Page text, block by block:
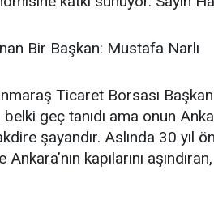
Bir Başkan: Mustafa Narlı
Ticaret Borsası
geç tanıdı ama onun
şayandır. Aslında 30 yıl
Ankara’nın kapılarını